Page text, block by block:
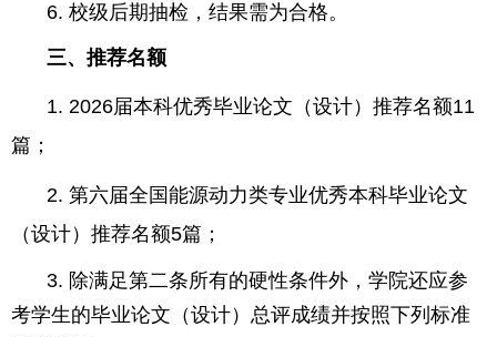
6. 校级后期抽检，结果需为合格。
三、推荐名额
1. 2026届本科优秀毕业论文（设计）推荐名额11
篇；
2. 第六届全国能源动力类专业优秀本科毕业论文
（设计）推荐名额5篇；
3. 除满足第二条所有的硬性条件外，学院还应参
考学生的毕业论文（设计）总评成绩并按照下列标准